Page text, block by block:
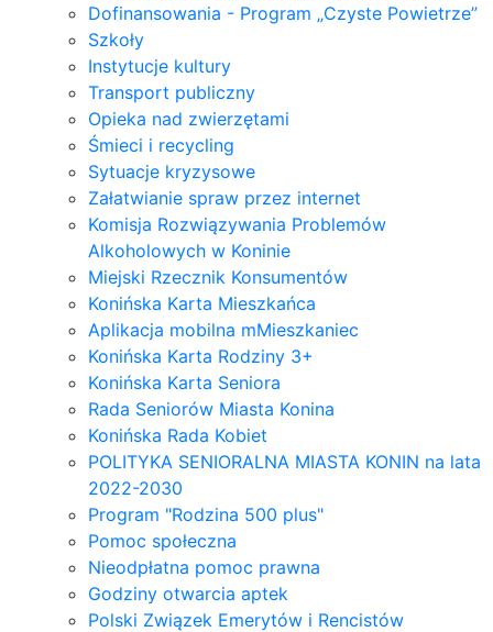
Dofinansowania - Program „Czyste Powietrze”
Szkoły
Instytucje kultury
Transport publiczny
Opieka nad zwierzętami
Śmieci i recycling
Sytuacje kryzysowe
Załatwianie spraw przez internet
Komisja Rozwiązywania Problemów
Alkoholowych w Koninie
Miejski Rzecznik Konsumentów
Konińska Karta Mieszkańca
Aplikacja mobilna mMieszkaniec
Konińska Karta Rodziny 3+
Konińska Karta Seniora
Rada Seniorów Miasta Konina
Konińska Rada Kobiet
POLITYKA SENIORALNA MIASTA KONIN na lata
2022-2030
Program "Rodzina 500 plus"
Pomoc społeczna
Nieodpłatna pomoc prawna
Godziny otwarcia aptek
Polski Związek Emerytów i Rencistów